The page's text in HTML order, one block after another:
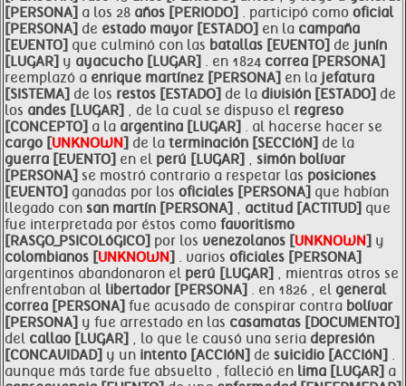
[PERSONA] a los 28 años [PERIODO] . participó como oficial
[PERSONA] de estado mayor [ESTADO] en la campaña
[EVENTO] que culminó con las batallas [EVENTO] de junín
[LUGAR] y ayacucho [LUGAR] . en 1824 correa [PERSONA]
reemplazó a enrique martínez [PERSONA] en la jefatura
[SISTEMA] de los restos [ESTADO] de la división [ESTADO] de
los andes [LUGAR] , de la cual se dispuso el regreso
[CONCEPTO] a la argentina [LUGAR] . al hacerse hacer se
cargo [UNKNOWN] de la terminación [SECCIóN] de la
guerra [EVENTO] en el perú [LUGAR] , simón bolívar
[PERSONA] se mostró contrario a respetar las posiciones
[EVENTO] ganadas por los oficiales [PERSONA] que habían
llegado con san martín [PERSONA] , actitud [ACTITUD] que
fue interpretada por éstos como favoritismo
[RASGO_PSICOLóGICO] por los venezolanos [UNKNOWN] y
colombianos [UNKNOWN] . varios oficiales [PERSONA]
argentinos abandonaron el perú [LUGAR] , mientras otros se
enfrentaban al libertador [PERSONA] . en 1826 , el general
correa [PERSONA] fue acusado de conspirar contra bolívar
[PERSONA] y fue arrestado en las casamatas [DOCUMENTO]
del callao [LUGAR] , lo que le causó una seria depresión
[CONCAVIDAD] y un intento [ACCIóN] de suicidio [ACCIóN] .
aunque más tarde fue absuelto , falleció en lima [LUGAR] a